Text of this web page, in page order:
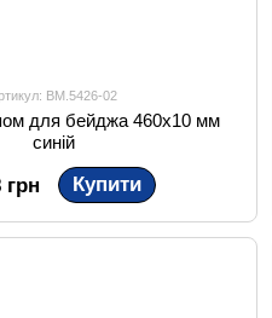
BM.5426-02
для бейджа 460х10 мм
синій
грн Купити